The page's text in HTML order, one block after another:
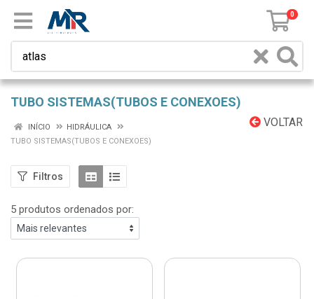
0
TUBO SISTEMAS(TUBOS E CONEXOES)
VOLTAR
INÍCIO
HIDRÁULICA
TUBO SISTEMAS(TUBOS E CONEXOES)
Filtros
5 produtos ordenados por: